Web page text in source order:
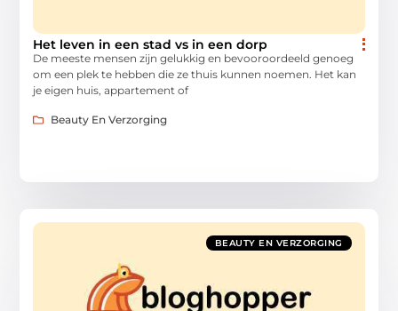
Het leven in een stad vs in een dorp
De meeste mensen zijn gelukkig en bevooroordeeld genoeg
om een plek te hebben die ze thuis kunnen noemen. Het kan
je eigen huis, appartement of
Beauty En Verzorging
BEAUTY EN VERZORGING